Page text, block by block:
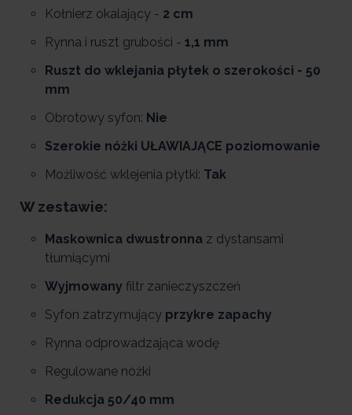
Kołnierz okalający - 2 cm
Rynna i ruszt grubości - 1,1 mm
Ruszt do wklejania płytek o szerokości - 50
mm
Obrotowy syfon: Nie
Szerokie nóżki UŁAWIAJĄCE poziomowanie
Możliwość wklejenia płytki: Tak
W zestawie:
Maskownica dwustronna z dystansami
tłumiącymi
Wyjmowany filtr zanieczyszczeń
Syfon zatrzymujący przykre zapachy
Rynna odprowadzająca wodę
Regulowane nóżki
Redukcja 50/40 mm